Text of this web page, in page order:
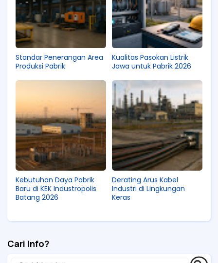
Standar Penerangan Area
Produksi Pabrik
Kualitas Pasokan Listrik
Jawa untuk Pabrik 2026
Kebutuhan Daya Pabrik
Baru di KEK Industropolis
Batang 2026
Derating Arus Kabel
Industri di Lingkungan
Keras
Cari Info?